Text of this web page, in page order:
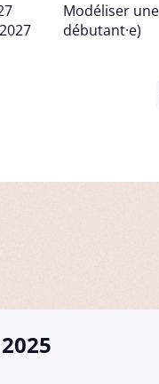
Modéliser
débutant·e)